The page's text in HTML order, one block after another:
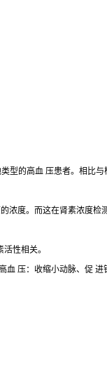
型的高血 压患者。相比
浓度。而这在肾素浓度检
性相关。
压：收缩小动脉、促 进